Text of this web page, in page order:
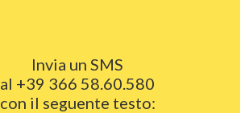
Invia un SMS
al +39 366 58.60.580
con il seguente testo: